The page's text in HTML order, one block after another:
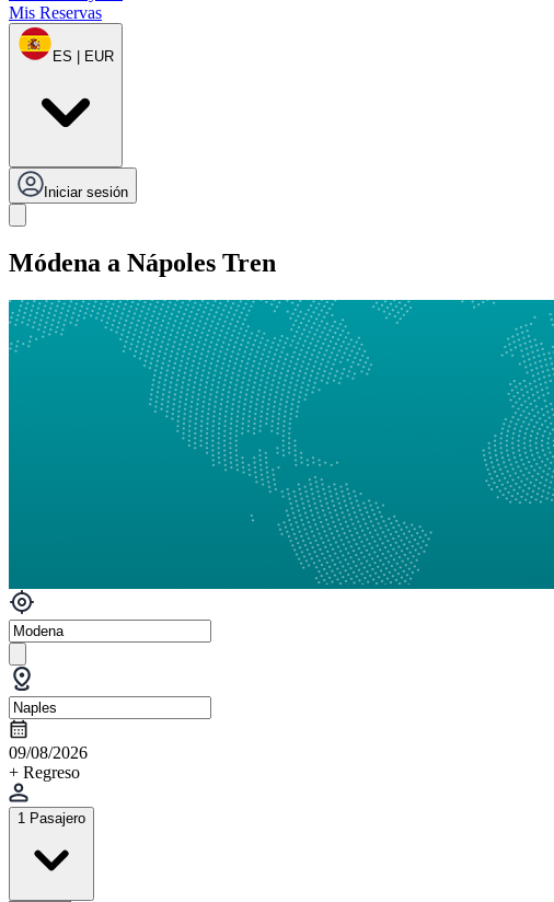
Mis Reservas
ES | EUR
Iniciar sesión
Módena a Nápoles Tren
09/08/2026
+ Regreso
1 Pasajero